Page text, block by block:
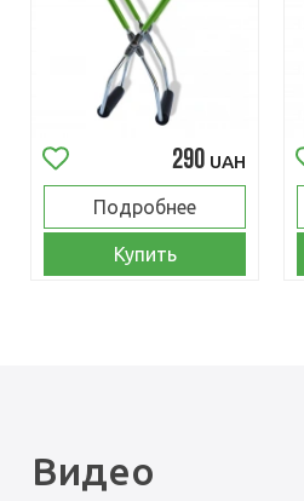
290 UAH
Подробнее
Купить
Видео